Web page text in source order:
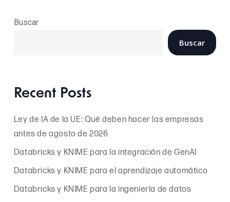
Buscar
Buscar
Recent Posts
Ley de IA de la UE: Qué deben hacer las empresas
antes de agosto de 2026
Databricks y KNIME para la integración de GenAI
Databricks y KNIME para el aprendizaje automático
Databricks y KNIME para la ingeniería de datos